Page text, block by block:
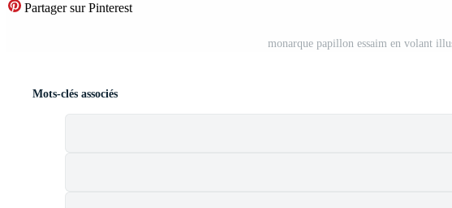
Partager sur Pinterest
monarque papillon essaim en volant
Mots-clés associés